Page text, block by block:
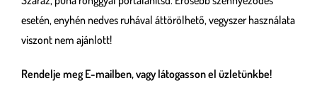
esetén, enyhén nedves ruhával áttörölhető, vegyszer használata
viszont nem ajánlott!
Rendelje meg E-mailben, vagy látogasson el üzletünkbe!